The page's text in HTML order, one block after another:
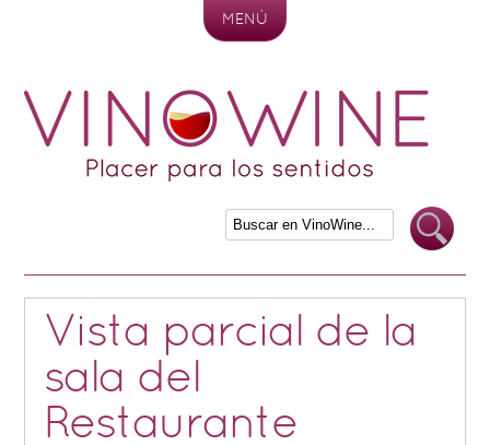
MENÚ
Vista parcial de la
sala del
Restaurante